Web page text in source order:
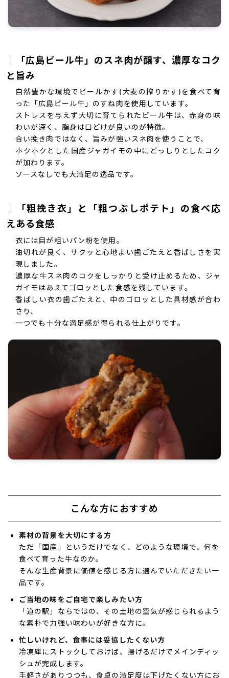
｜「広島ビール牛」のスネ肉が醸す、濃厚なコク
と旨み
自然豊かな環境でビールかす(大麦の搾りかす)を食べて育
った「広島ビール牛」のすね肉を使用しています。
ストレスを与えず大切に育てられたビール牛は、赤身の味
わいが深く、脂身は口どけが良いのが特徴。
合い挽き肉ではなく、旨みが強いスネ肉を使うことで、
ホクホクとした国産ジャガイモの中にどっしりとしたコク
が加わります。
ソースなしでも大満足の逸品です。
｜「粗挽き衣」と「粗つぶしポテト」の食べ応
えある食感
衣には目が粗いパン粉を使用。
油切れが良く、サクッと心地よい歯ごたえと香ばしさを実
現しました。
濃厚な牛スネ肉のコクをしっかりと受け止めるため、ジャ
ガイモはあえてゴロッとした食感を残しています。
香ばしい衣の歯ごたえと、中のゴロッとした具材感が合わ
さり、
一つでも十分な満足感が得られる仕上がりです。
こんな方におすすめ
素材の背景を大切にする方
ただ「国産」というだけでなく、どのような環境で、何を
食べて育った牛なのか。
そんな生産背景に価値を感じる方に選んでいただきたい一
品です。
ご当地の味をご自宅で楽しみたい方
「道の駅」ならではの、その土地の空気が感じられるよう
な素朴で力強い味わいが好きな方に。
忙しいけれど、食事には妥協したくない方
冷凍庫にストックしておけば、揚げるだけでメインディッ
シュが完成します。
手軽さがありつつも、食卓の満足度は下げたくない方にお